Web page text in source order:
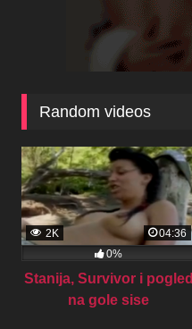
Random videos
2K
04:36
0%
Stanija, Survivor i pogled
na gole sise